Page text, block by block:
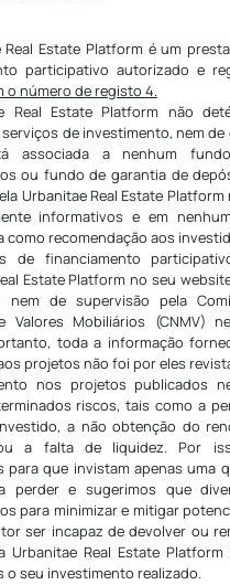
Real Estate Platform é um
participativo autorizado e
o número de registo 4.
Real Estate Platform não
de investimento, nem
associada a nenhum
ou fundo de garantia de
Urbanitae Real Estate
informativos e em
como recomendação aos
de financiamento
Estate Platform no seu
nem de supervisão pela
Valores Mobiliários (CNMV)
toda a informação
projetos não foi por eles
nos projetos publicados
riscos, tais como a
a não obtenção do
a falta de liquidez. Por
para que invistam apenas uma
perder e sugerimos que
para minimizar e mitigar
ser incapaz de devolver ou
Urbanitae Real Estate
o seu investimento realizado.